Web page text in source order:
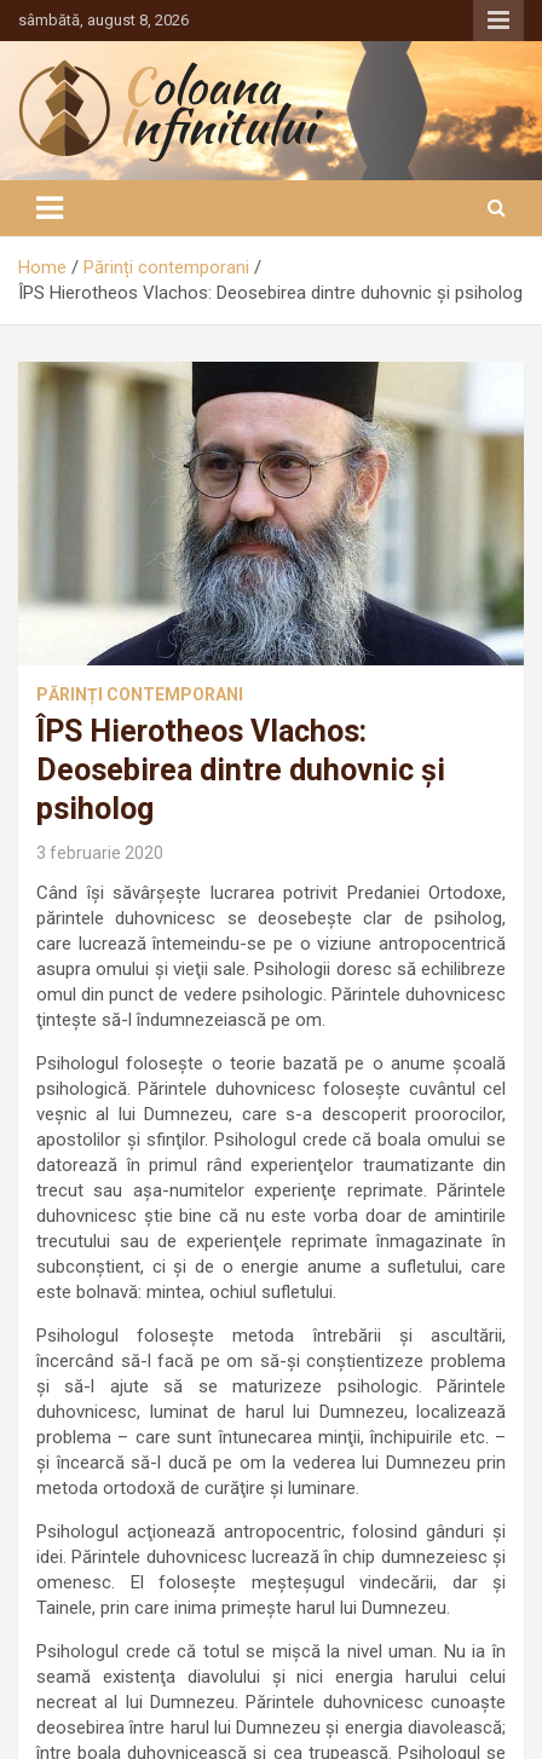
la
conținut
sâmbătă, august 8, 2026
Coloana Infinitului
Home
Părinți contemporani
ÎPS Hierotheos Vlachos: Deosebirea dintre duhovnic şi psiholog
PĂRINȚI CONTEMPORANI
ÎPS Hierotheos Vlachos:
Deosebirea dintre duhovnic şi
psiholog
3 februarie 2020
Când îşi săvârşeşte lucrarea potrivit Predaniei Ortodoxe,
părintele duhovnicesc se deosebeşte clar de psiholog,
care lucrează întemeindu-se pe o viziune antropocentrică
asupra omului şi vieţii sale. Psihologii doresc să echilibreze
omul din punct de vedere psihologic. Părintele duhovnicesc
ţinteşte să-l îndumnezeiască pe om.
Psihologul foloseşte o teorie bazată pe o anume şcoală
psihologică. Părintele duhovnicesc foloseşte cuvântul cel
veşnic al lui Dumnezeu, care s-a descoperit proorocilor,
apostolilor şi sfinţilor. Psihologul crede că boala omului se
datorează în primul rând experienţelor traumatizante din
trecut sau aşa-numitelor experienţe reprimate. Părintele
duhovnicesc ştie bine că nu este vorba doar de amintirile
trecutului sau de experienţele reprimate înmagazinate în
subconştient, ci și de o energie anume a sufletului, care
este bolnavă: mintea, ochiul sufletului.
Psihologul foloseşte metoda întrebării şi ascultării,
încercând să-l facă pe om să-şi conştientizeze problema
şi să-l ajute să se maturizeze psihologic. Părintele
duhovnicesc, luminat de harul lui Dumnezeu, localizează
problema – care sunt întunecarea minţii, închipuirile etc. –
şi încearcă să-l ducă pe om la vederea lui Dumnezeu prin
metoda ortodoxă de curăţire şi luminare.
Psihologul acţionează antropocentric, folosind gânduri şi
idei. Părintele duhovnicesc lucrează în chip dumnezeiesc şi
omenesc. El foloseşte meşteşugul vindecării, dar şi
Tainele, prin care inima primeşte harul lui Dumnezeu.
Psihologul crede că totul se mişcă la nivel uman. Nu ia în
seamă existenţa diavolului şi nici energia harului celui
necreat al lui Dumnezeu. Părintele duhovnicesc cunoaşte
deosebirea între harul lui Dumnezeu şi energia diavolească;
între boala duhovnicească şi cea trupească. Psihologul se